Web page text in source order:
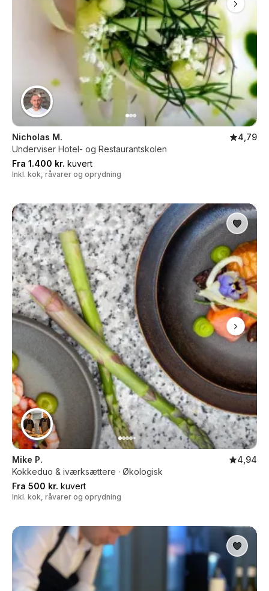
Nicholas M.
4,79
Underviser Hotel- og Restaurantskolen
Fra 1.400 kr. kuvert
Inkl. kok, råvarer og oprydning
Mike P.
4,94
Kokkeduo & iværksættere · Økologisk
Fra 500 kr. kuvert
Inkl. kok, råvarer og oprydning